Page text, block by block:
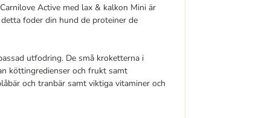
Active med lax & kalkon Mini är
foder din hund de proteiner de
utfodring. De små kroketterna i
köttingredienser och frukt samt
och tranbär samt viktiga vitaminer och